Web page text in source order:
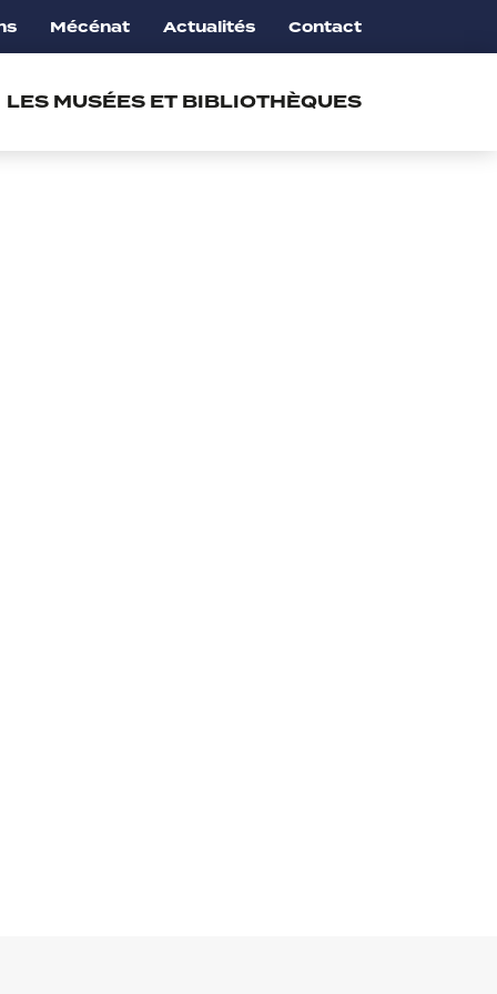
Mécénat Actualités Contact
LES MUSÉES ET BIBLIOTHÈQUES